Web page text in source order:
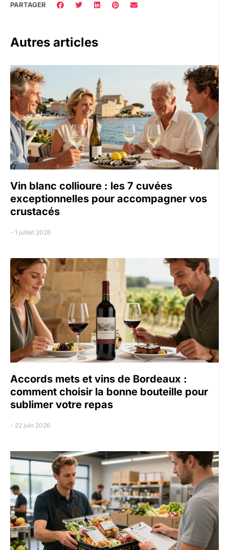
PARTAGER
Autres articles
Vin blanc collioure : les 7 cuvées
exceptionnelles pour accompagner vos
crustacés
1 juillet 2026
Accords mets et vins de Bordeaux :
comment choisir la bonne bouteille pour
sublimer votre repas
22 juin 2026